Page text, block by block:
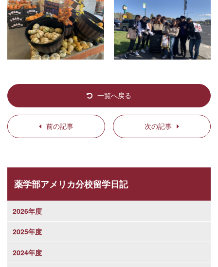
前の記事
一覧へ戻る
次の記事
薬学部アメリカ分校留学日記
2026年度
2025年度
2024年度